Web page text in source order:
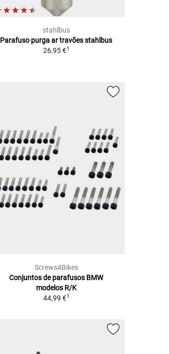
stahlbus
Parafuso purga ar travões stahlbus
26,95 €1
Screws4Bikes
Conjuntos de parafusos BMW
modelos R/K
44,99 €1